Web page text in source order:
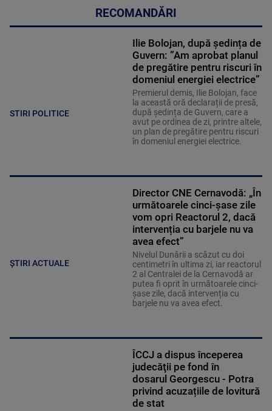
RECOMANDĂRI
STIRI POLITICE
Ilie Bolojan, după ședința de
Guvern: ”Am aprobat planul
de pregătire pentru riscuri în
domeniul energiei electrice”
Premierul demis, Ilie Bolojan, face
la această oră declarații de presă,
după ședința de Guvern, care a
avut pe ordinea de zi, printre altele,
un plan de pregătire pentru riscuri
în domeniul energiei electrice.
ȘTIRI ACTUALE
Director CNE Cernavodă: „În
următoarele cinci-șase zile
vom opri Reactorul 2, dacă
intervenția cu barjele nu va
avea efect”
Nivelul Dunării a scăzut cu doi
centimetri în ultima zi, iar reactorul
2 al Centralei de la Cernavodă ar
putea fi oprit în următoarele cinci-
șase zile, dacă intervenția cu
barjele nu va avea efect.
ÎCCJ a dispus începerea
judecăţii pe fond în
dosarul Georgescu - Potra
privind acuzațiile de lovitură
de stat